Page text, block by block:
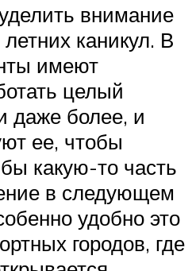
внимание
каникул. В
имеют
целый
даже более, и
ее, чтобы
какую-то часть
в следующем
удобно это
городов, где